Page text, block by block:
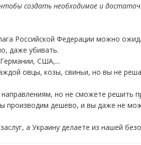
создать необходимое и
Российской Федерации можно
даже убивать.
США,...
овцы, козы, свиньи, но вы не
но не сможете решить
производим дешево, и вы даже не
а Украину делаете из нашей